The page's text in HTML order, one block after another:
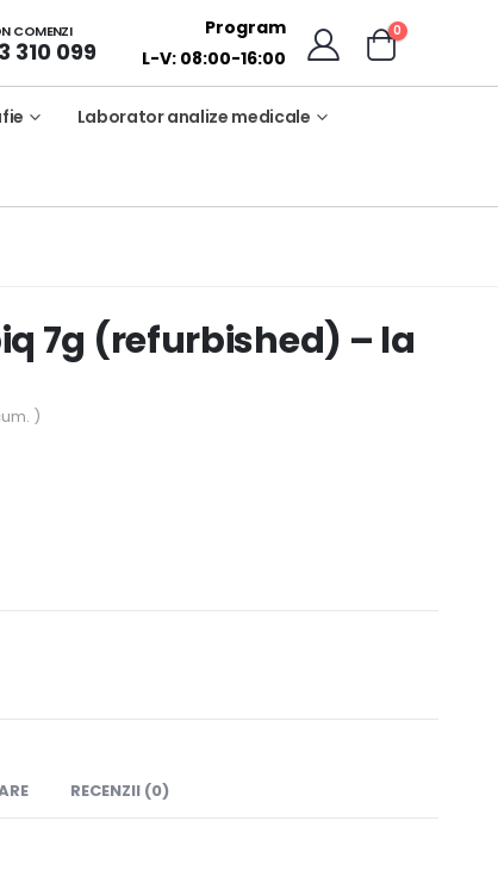
COMENZI
310 099
Program
L-V: 08:00-16:00
0
Laborator analize medicale
7g (refurbished) – la
)
RECENZII (0)